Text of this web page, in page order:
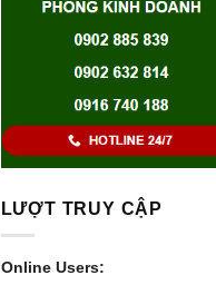
LƯỢT TRUY CẬP
Online Users: